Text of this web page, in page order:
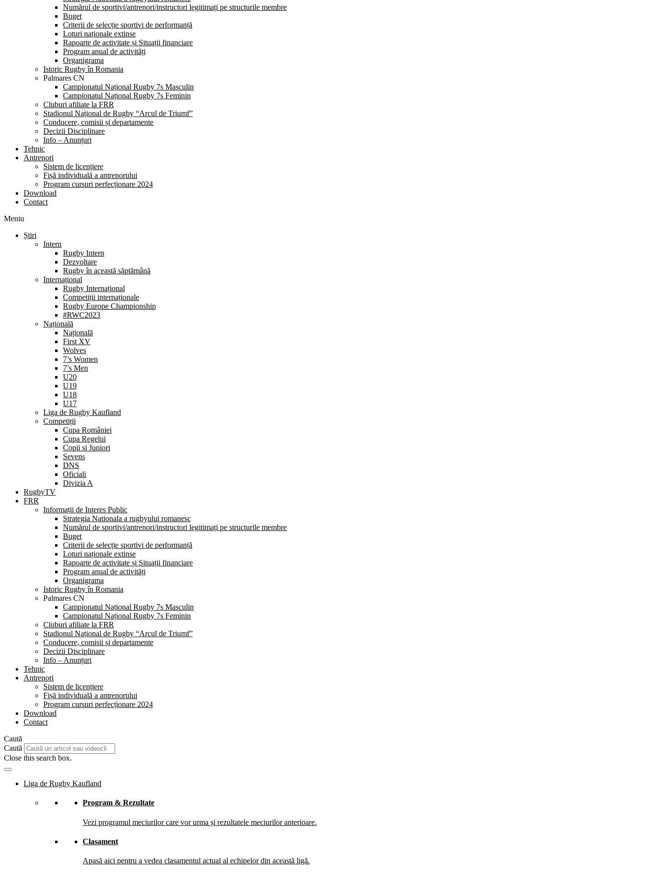
Numărul de sportivi/antrenori/instructori legitimați pe structurile membre
Buget
Criterii de selecție sportivi de performanță
Loturi naționale extinse
Rapoarte de activitate și Situații financiare
Program anual de activități
Organigrama
Istoric Rugby în Romania
Palmares CN
Campionatul Național Rugby 7s Masculin
Campionatul Național Rugby 7s Feminin
Cluburi afiliate la FRR
Stadionul Național de Rugby “Arcul de Triumf”
Conducere, comisii și departamente
Decizii Disciplinare
Info – Anunțuri
Tehnic
Antrenori
Sistem de licențiere
Fișă individuală a antrenorului
Program cursuri perfecționare 2024
Download
Contact
Meniu
Știri
Intern
Rugby Intern
Dezvoltare
Rugby în această săptămână
Internațional
Rugby Internațional
Competiții internaționale
Rugby Europe Championship
#RWC2023
Națională
Națională
First XV
Wolves
7’s Women
7’s Men
U20
U19
U18
U17
Liga de Rugby Kaufland
Competiții
Cupa României
Cupa Regelui
Copii si Juniori
Sevens
DNS
Oficiali
Divizia A
RugbyTV
FRR
Informații de Interes Public
Strategia Nationala a rugbyului romanesc
Numărul de sportivi/antrenori/instructori legitimați pe structurile membre
Buget
Criterii de selecție sportivi de performanță
Loturi naționale extinse
Rapoarte de activitate și Situații financiare
Program anual de activități
Organigrama
Istoric Rugby în Romania
Palmares CN
Campionatul Național Rugby 7s Masculin
Campionatul Național Rugby 7s Feminin
Cluburi afiliate la FRR
Stadionul Național de Rugby “Arcul de Triumf”
Conducere, comisii și departamente
Decizii Disciplinare
Info – Anunțuri
Tehnic
Antrenori
Sistem de licențiere
Fișă individuală a antrenorului
Program cursuri perfecționare 2024
Download
Contact
Caută
Caută
Close this search box.
Liga de Rugby Kaufland
Program & Rezultate
Vezi programul meciurilor care vor urma și rezultatele meciurilor anterioare.
Clasament
Apasă aici pentru a vedea clasamentul actual al echipelor din această ligă.